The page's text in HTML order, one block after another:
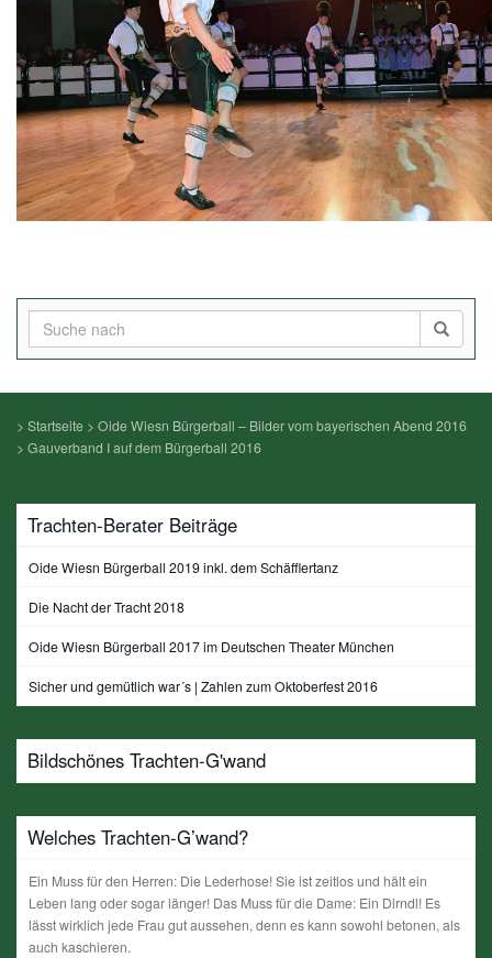
> Startseite > Oide Wiesn Bürgerball – Bilder vom bayerischen Abend 2016
> Gauverband I auf dem Bürgerball 2016
Trachten-Berater Beiträge
Oide Wiesn Bürgerball 2019 inkl. dem Schäfflertanz
Die Nacht der Tracht 2018
Oide Wiesn Bürgerball 2017 im Deutschen Theater München
Sicher und gemütlich war´s | Zahlen zum Oktoberfest 2016
Bildschönes Trachten-G'wand
Welches Trachten-G’wand?
Ein Muss für den Herren: Die Lederhose! Sie ist zeitlos und hält ein
Leben lang oder sogar länger! Das Muss für die Dame: Ein Dirndl! Es
lässt wirklich jede Frau gut aussehen, denn es kann sowohl betonen, als
auch kaschieren.